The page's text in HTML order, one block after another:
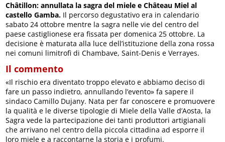
Châtillon: annullata la sagra del miele e Château Miel al
castello Gamba. Il percorso degustativo era in calendario
sabato 24 ottobre mentre la sagra nelle vie del centro del
paese castiglionese era fissata per domenica 25 ottobre. La
decisione è maturata alla luce dell’istituzione della zona rossa
nei comuni limitrofi di Chambave, Saint-Denis e Verrayes.
Il commento
«Il rischio era diventato troppo elevato e abbiamo deciso di
fare un passo indietro, annullando l’evento» fa sapere il
sindaco Camillo Dujany. Nata per far conoscere e promuovere
la qualità e le diverse tipologie di Miele della Valle d’Aosta, la
Sagra vede la partecipazione dei tanti produttori artigianali
che arrivano nel centro della piccola cittadina ad esporre il
loro miele e a raccontarne la storia e i profumi.